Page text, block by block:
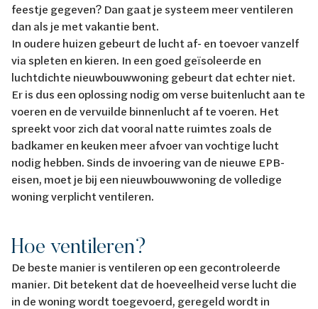
feestje gegeven? Dan gaat je systeem meer ventileren
dan als je met vakantie bent.
In oudere huizen gebeurt de lucht af- en toevoer vanzelf
via spleten en kieren. In een goed geïsoleerde en
luchtdichte nieuwbouwwoning gebeurt dat echter niet.
Er is dus een oplossing nodig om verse buitenlucht aan te
voeren en de vervuilde binnenlucht af te voeren. Het
spreekt voor zich dat vooral natte ruimtes zoals de
badkamer en keuken meer afvoer van vochtige lucht
nodig hebben. Sinds de invoering van de nieuwe EPB-
eisen, moet je bij een nieuwbouwwoning de volledige
woning verplicht ventileren.
Hoe ventileren?
De beste manier is ventileren op een gecontroleerde
manier. Dit betekent dat de hoeveelheid verse lucht die
in de woning wordt toegevoerd, geregeld wordt in